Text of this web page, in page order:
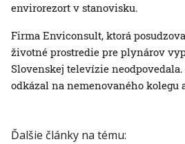
envirorezort v stanovisku.
Firma Enviconsult, ktorá
životné prostredie pre plynárov
Slovenskej televízie
odkázal na nemenovaného kolegu
Ďalšie články na tému: